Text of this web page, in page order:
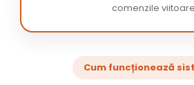
comenzile
Cum funcționează